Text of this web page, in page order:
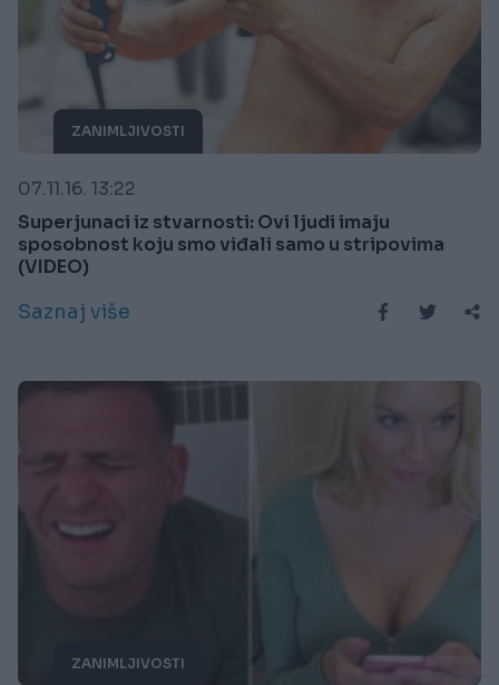
ZANIMLJIVOSTI
07.11.16. 13:22
Superjunaci iz stvarnosti: Ovi ljudi imaju
sposobnost koju smo viđali samo u stripovima
(VIDEO)
Saznaj više
ZANIMLJIVOSTI